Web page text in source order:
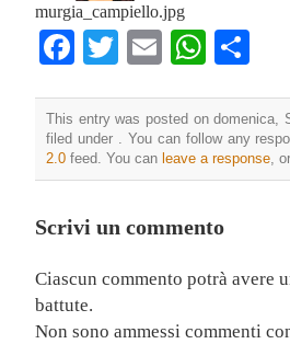
murgia_campiello.jpg
Facebook
TwitterEmail
This entry was posted on domenica,
filed under . You can follow any
2.0 feed. You can leave a response,
Scrivi un commento
Ciascun commento potrà avere
battute.
Non sono ammessi commenti